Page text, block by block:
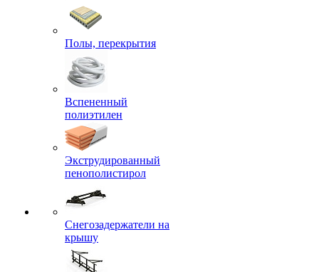
Полы, перекрытия
Вспененный
полиэтилен
Экструдированный
пенополистирол
Снегозадержатели на
крышу